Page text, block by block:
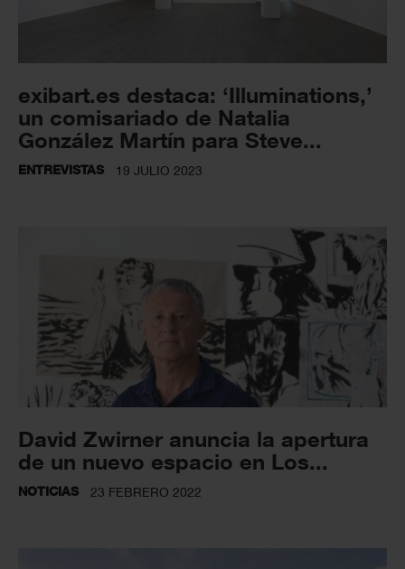
exibart.es destaca: ‘Illuminations,’
un comisariado de Natalia
González Martín para Steve...
ENTREVISTAS 19 JULIO 2023
David Zwirner anuncia la apertura
de un nuevo espacio en Los...
NOTICIAS 23 FEBRERO 2022